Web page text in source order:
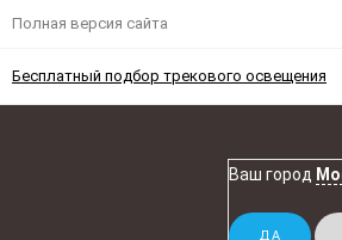
Полная версия сайта
Бесплатный подбор трекового освещения
Ваш город